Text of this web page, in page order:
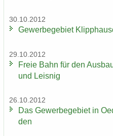
30.10.2012
Ge­wer­be­ge­biet
29.10.2012
Freie Bahn für den
und Leis­nig
26.10.2012
Das Ge­wer­be­ge­biet in
den